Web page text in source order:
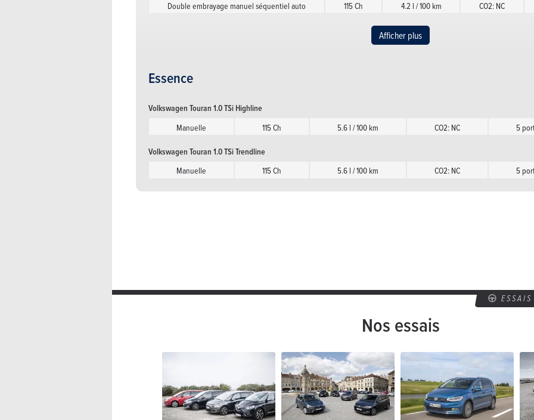
Double embrayage manuel séquentiel auto 115 Ch 4.2 l / 100 km CO2: NC
Volkswagen Touran 1.6 TDi Trendline
Volkswagen Touran 1.6 TDi Trendline
5
Volkswagen Touran 1.6 TDi Trendline DSG
Afficher plus
Essence
Volkswagen Touran 1.0 TSi Highline
Manuelle 115 Ch 5.6 l / 100 km CO2: NC 5
Volkswagen Touran 1.0 TSi Trendline
Manuelle 115 Ch 5.6 l / 100 km CO2: NC 5
ESSAIS
Nos essais